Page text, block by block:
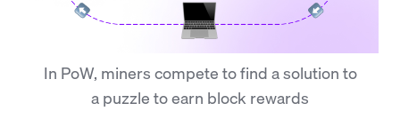
In PoW, miners compete to find a solution to
a puzzle to earn block rewards